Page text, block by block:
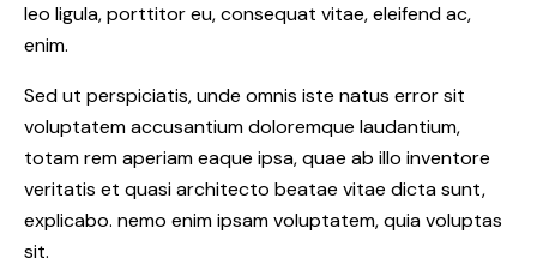
leo ligula, porttitor eu, consequat vitae, eleifend ac,
enim.
Sed ut perspiciatis, unde omnis iste natus error sit
voluptatem accusantium doloremque laudantium,
totam rem aperiam eaque ipsa, quae ab illo inventore
veritatis et quasi architecto beatae vitae dicta sunt,
explicabo. nemo enim ipsam voluptatem, quia voluptas
sit.